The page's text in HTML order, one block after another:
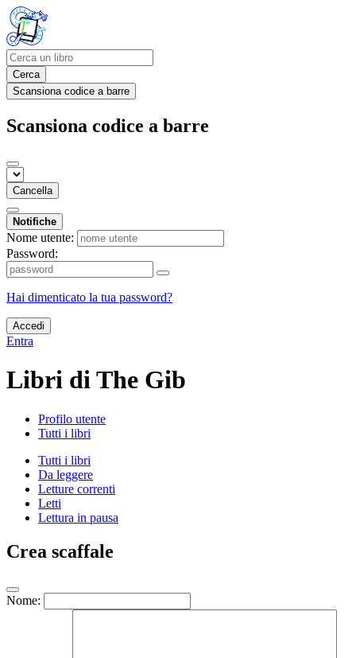
Cerca
Scansiona codice a barre
Scansiona codice a barre
Cancella
Notifiche
Nome utente:
Password:
Hai dimenticato la tua password?
Accedi
Entra
Libri di The Gib
Profilo utente
Tutti i libri
Tutti i libri
Da leggere
Letture correnti
Letti
Lettura in pausa
Crea scaffale
Nome: